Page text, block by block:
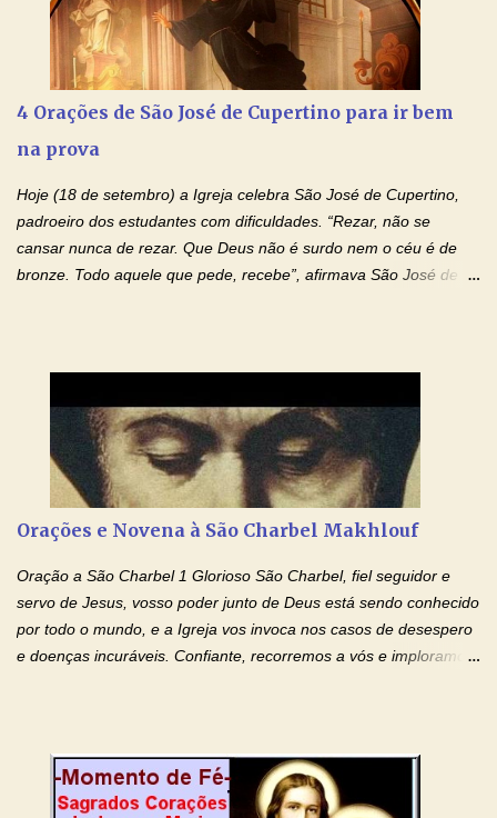
Não desista, Jesus irá curar todas suas feridas, Creia! Adriana-
Devoção e Fé Oração de Libertação das Drogas (São Miguel
Arcanjo) "Senhor, Pai Eterno, em Nome de Teu Filho Jesus,
Nosso Senhor Jesus Cristo, concedei a vida a todos aqueles que
se encontram encarcerados em um vício, escravos de alguma
droga. Senhor, Pai Poderoso e cheio de Misericórdia, na
drogas, c...
4 Orações de São José de Cupertino para ir bem
na prova
Hoje (18 de setembro) a Igreja celebra São José de Cupertino,
padroeiro dos estudantes com dificuldades. “Rezar, não se
cansar nunca de rezar. Que Deus não é surdo nem o céu é de
bronze. Todo aquele que pede, recebe”, afirmava São José de
mim o teu fervor, a tua sabedoria e a tua fé. Mostra tua bondade,
ajudando-me e eu me esforçarei para imitar tuas virtudes.
Glória… Amável protetor meu, o estudo geralmente é difícil, duro
e entediante para mim. Tu podes deixar tudo isso mais fácil e
agradável. Espera somente meu chamado. Eu te prometo um
esforço maior em meus estudos e uma vida mais digna de tua
santidade. Glória… Deus, que quiseste atrair tudo a teu unigênito
Filho, que foi crucificado, permite que, pelos méritos e exemplos
de te...
Orações e Novena à São Charbel Makhlouf
Oração a São Charbel 1 Glorioso São Charbel, fiel seguidor e
servo de Jesus, vosso poder junto de Deus está sendo conhecido
por todo o mundo, e a Igreja vos invoca nos casos de desespero
e doenças incuráveis. Confiante, recorremos a vós e imploramos
Queremos sempre lembrar-nos deste favor, da vossa intercessão
e invocar-vos como nosso patrono, para maior glória de Deus e o